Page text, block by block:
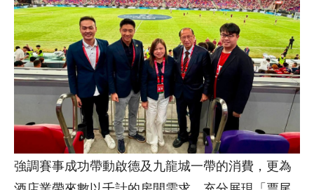
強調賽事成功帶動啟德及九龍城一帶的消費，更為